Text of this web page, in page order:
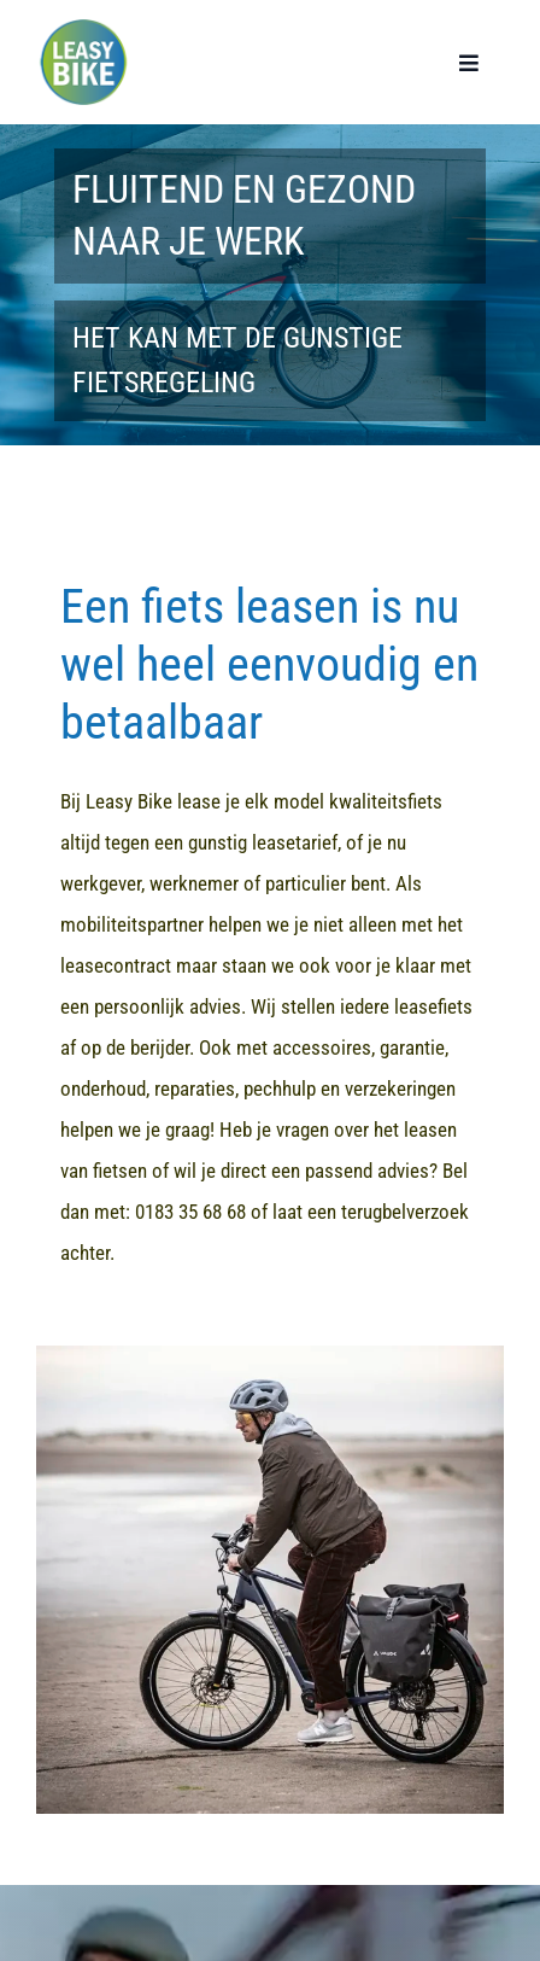
Toggle
Home
Werknemers
Werkgevers
Privé lease
Modellen
Contact
FLUITEND EN GEZOND
NAAR JE WERK
HET KAN MET DE GUNSTIGE
FIETSREGELING
Een fiets leasen is nu
wel heel eenvoudig en
betaalbaar
Bij Leasy Bike lease je elk model kwaliteitsfiets
altijd tegen een gunstig leasetarief, of je nu
werkgever, werknemer of particulier bent. Als
mobiliteitspartner helpen we je niet alleen met het
leasecontract maar staan we ook voor je klaar met
een persoonlijk advies. Wij stellen iedere leasefiets
af op de berijder. Ook met accessoires, garantie,
onderhoud, reparaties, pechhulp en verzekeringen
helpen we je graag! Heb je vragen over het leasen
van fietsen of wil je direct een passend advies? Bel
dan met: 0183 35 68 68of laat een terugbelverzoek
achter.